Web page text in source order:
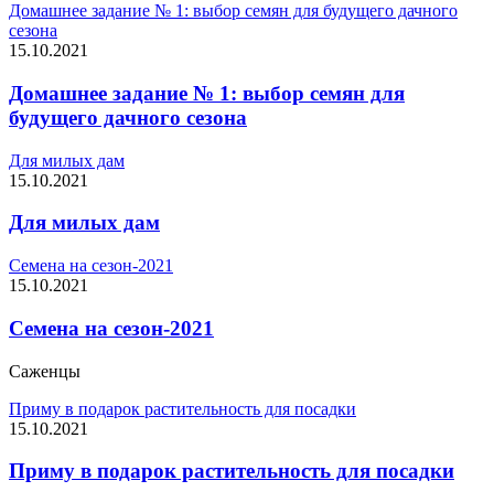
Домашнее задание № 1: выбор семян для будущего дачного
сезона
15.10.2021
Домашнее задание № 1: выбор семян для
будущего дачного сезона
Для милых дам
15.10.2021
Для милых дам
Семена на сезон-2021
15.10.2021
Семена на сезон-2021
Саженцы
Приму в подарок растительность для посадки
15.10.2021
Приму в подарок растительность для посадки